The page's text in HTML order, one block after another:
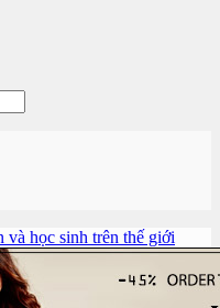
và học sinh trên thế giới